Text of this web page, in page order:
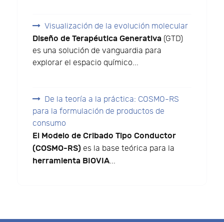
Visualización de la evolución molecular
Diseño de Terapéutica Generativa (GTD)
es una solución de vanguardia para
explorar el espacio químico...
De la teoría a la práctica: COSMO-RS
para la formulación de productos de
consumo
El Modelo de Cribado Tipo Conductor
(COSMO-RS) es la base teórica para la
herramienta BIOVIA...